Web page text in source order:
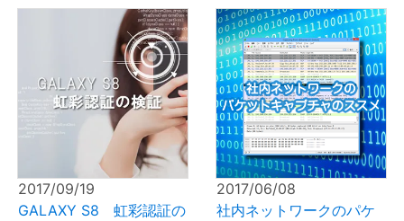
2017/09/19
GALAXY S8 虹彩認証の
2017/06/08
社内ネットワークのパケ